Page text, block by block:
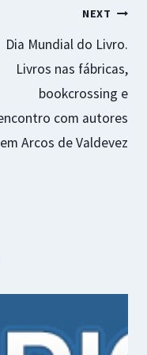
NEXT
Dia Mundial do Livro.
Livros nas fábricas,
bookcrossing e
com autores
em Arcos de Valdevez